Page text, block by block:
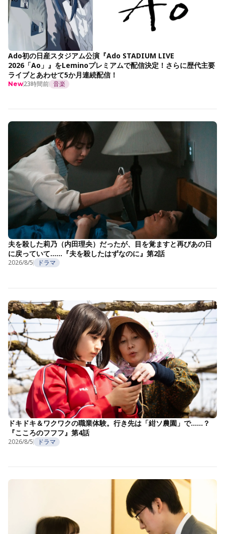
Ado初の日産スタジアム公演『Ado STADIUM LIVE
2026「Ao」』をLeminoプレミアムで配信決定！さらに歴代主要
ライブとあわせて5か月連続配信！
New23時間前 音楽
夫を殺した莉乃（内田理央）だったが、目を覚ますと再びあの日
に戻っていて……『夫を殺したはずなのに』第2話
2026/8/5 ドラマ
ドキドキ＆ワクワクの職業体験。行き先は「紺ソ農園」で……？
『こころのフフフ』第4話
2026/8/5 ドラマ